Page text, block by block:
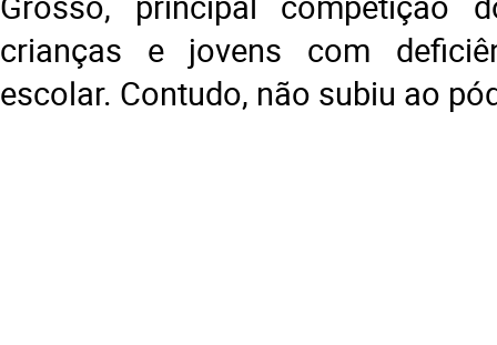
crianças e jovens com
escolar. Contudo, não subiu ao